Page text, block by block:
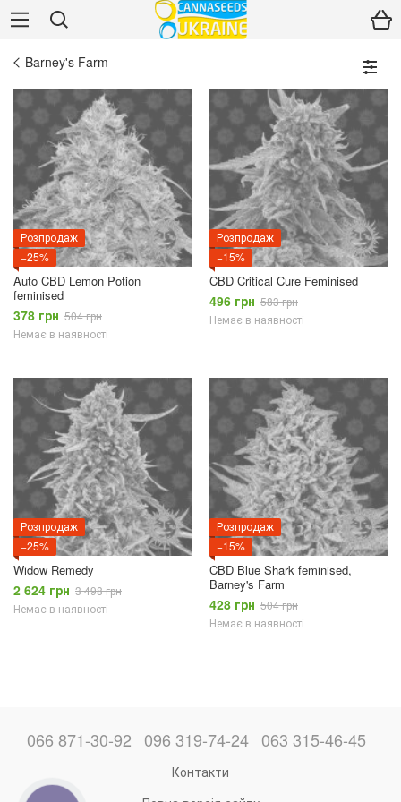
Barney's Farm
Розпродаж
−25%
Auto CBD Lemon Potion
feminised
378 грн 504 грн
Немає в наявності
Розпродаж
−15%
CBD Critical Cure Feminised
496 грн 583 грн
Немає в наявності
Розпродаж
−25%
Widow Remedy
2 624 грн 3 498 грн
Немає в наявності
Розпродаж
−15%
CBD Blue Shark feminised,
Barney's Farm
428 грн 504 грн
Немає в наявності
066 871-30-92 096 319-74-24 063 315-46-45
Контакти